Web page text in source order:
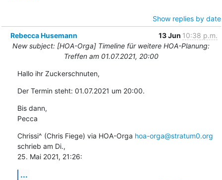
Show replies by date
Rebecca Husemann
13 Jun 10:38 p.m.
New subject: [HOA-Orga] Timeline für weitere HOA-Planung:
Treffen am 01.07.2021, 20:00
Hallo ihr Zuckerschnuten,
Der Termin steht: 01.07.2021 um 20:00.
Bis dann,
Pecca
Chrissi^ (Chris Fiege) via HOA-Orga hoa-orga@stratum0.org
schrieb am Di.,
25. Mai 2021, 21:26:
...